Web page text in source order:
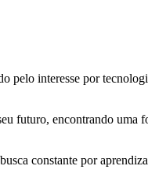
pelo interesse por
futuro, encontrando uma
constante por